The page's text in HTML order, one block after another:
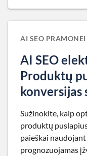
AI SEO PRAMONEI
AI SEO
Produktų
konversijas
Sužinokite, kaip
produktų
paieškai
prognozuojamas